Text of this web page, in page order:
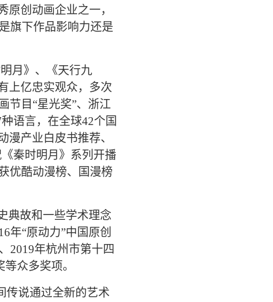
创动画企业之一，
旗下作品影响力还是
月》、《天行九
上亿忠实观众，多次
节目“星光奖”、浙江
语言，在全球42个国
产业白皮书推荐、
秦时明月》系列开播
优酷动漫榜、国漫榜
典故和一些学术理念
年“原动力”中国原创
2019年杭州市第十四
众多奖项。
传说通过全新的艺术